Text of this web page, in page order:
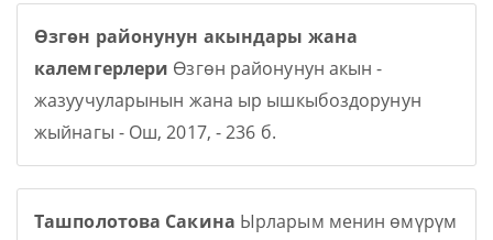
Өзгөн районунун акындары жана
калемгерлери Өзгөн районунун акын -
жазуучуларынын жана ыр ышкыбоздорунун
жыйнагы - Ош, 2017, - 236 б.
Ташполотова Сакина Ырларым менин өмүрүм